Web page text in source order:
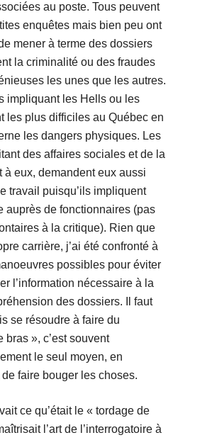
au poste. Tous peuvent
enquêtes mais bien peu ont
mener à terme des dossiers
la criminalité ou des fraudes
les unes que les autres.
impliquant les Hells ou les
les plus difficiles au Québec en
les dangers physiques. Les
des affaires sociales et de la
à eux, demandent eux aussi
travail puisqu’ils impliquent
auprès de fonctionnaires (pas
à la critique). Rien que
carrière, j’ai été confronté à
possibles pour éviter
l’information nécessaire à la
des dossiers. Il faut
se résoudre à faire du
bras », c’est souvent
le seul moyen, en
faire bouger les choses.
ce qu’était le « tordage de
l’art de l’interrogatoire à